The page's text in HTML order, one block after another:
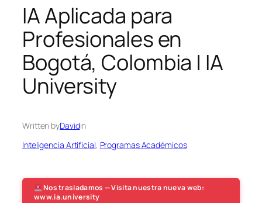
IA Aplicada para
Profesionales en
Bogotá, Colombia | IA
University
Written byDavidin
Inteligencia Artificial, Programas Académicos
Nos trasladamos — Visita nuestra nueva web:
www.ia.university